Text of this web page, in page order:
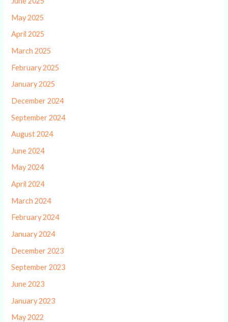
May 2025
April 2025
March 2025
February 2025
January 2025
December 2024
September 2024
August 2024
June 2024
May 2024
April 2024
March 2024
February 2024
January 2024
December 2023
September 2023
June 2023
January 2023
May 2022